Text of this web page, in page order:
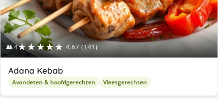
👥 4★★★★★ 4.67 (141)
Adana Kebab
Avondeten & hoofdgerechten Vleesgerechten